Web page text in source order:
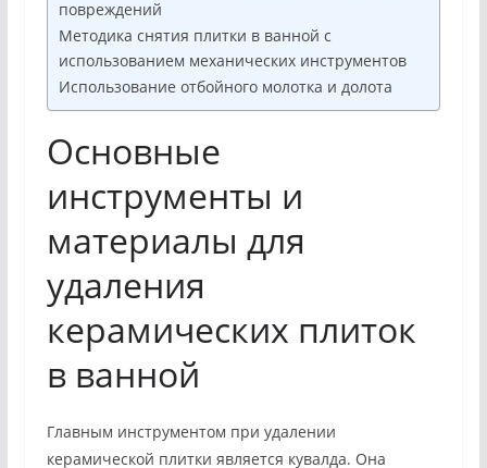
повреждений
Методика снятия плитки в ванной с
использованием механических инструментов
Использование отбойного молотка и долота
Основные
инструменты и
материалы для
удаления
керамических плиток
в ванной
Главным инструментом при удалении
керамической плитки является кувалда. Она